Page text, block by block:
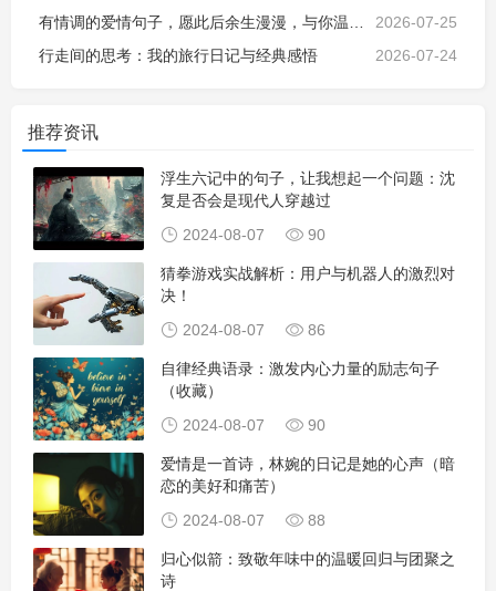
2026-07-25
2026-07-24
行走间的思考：我的旅行日记与经典感悟
推荐资讯
浮生六记中的句子，让我想起一个问题：沈
复是否会是现代人穿越过
2024-08-07
90
猜拳游戏实战解析：用户与机器人的激烈对
决！
2024-08-07
86
自律经典语录：激发内心力量的励志句子
（收藏）
2024-08-07
90
爱情是一首诗，林婉的日记是她的心声（暗
恋的美好和痛苦）
2024-08-07
88
归心似箭：致敬年味中的温暖回归与团聚之
诗